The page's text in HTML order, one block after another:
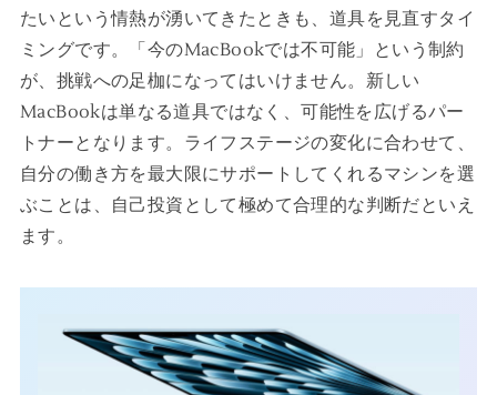
たいという情熱が湧いてきたときも、道具を見直すタイ
ミングです。「今のMacBookでは不可能」という制約
が、挑戦への足枷になってはいけません。新しい
MacBookは単なる道具ではなく、可能性を広げるパー
トナーとなります。ライフステージの変化に合わせて、
自分の働き方を最大限にサポートしてくれるマシンを選
ぶことは、自己投資として極めて合理的な判断だといえ
ます。